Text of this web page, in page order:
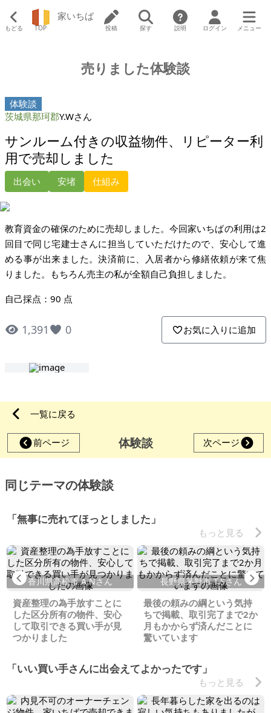
もどる TOP
家いちば
投稿 探す 説明 ログイン メニュー
売りました体験談
体験談
茨城県那珂郡Y.Wさん
サンルーム付きの収益物件、リピーター利
用で売却しました
出会い 安堵 仕組み
教育資金の確保のために売却しました。今回家いちばの利用は2
回目で同じ宅建士さんに担当していただけたので、安心して進
める事が出来ました。決済前に、入居者から修繕依頼が来て焦
りました。もちろん売主の私が全額自己負担しました。
自己採点：90 点
1,391 0 お気に入りに追加
一覧に戻る
前ページ 体験談 次ページ
同じテーマの体験談
「無事に売れてほっとしました」
もっと見る
Previous
香川県高松市 A.Nさん
資産整理の為手放すことに
した区分所有の物件、安心
して取引できる買い手が見
つかりました
長野県茅野市 T.Sさん
最後の頼みの綱という気持
ちで掲載、取引完了まで2か
月もかからず済んだことに
驚いています
「いい買い手さんに出会えてよかったです」
もっと見る